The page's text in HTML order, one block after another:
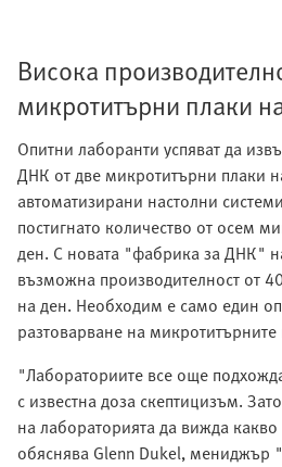
Висока
микротитърни плаки
Опитни лаборанти успяват да
ДНК от две микротитърни плаки
автоматизирани настолни
постигнато количество от осем
ден. С новата "фабрика за ДНК"
възможна производителност от
на ден. Необходим е само един
разтоварване на микротитърните
"Лабораториите все още
с известна доза скептицизъм.
на лабораторията да вижда какво
обяснява Glenn Dukel, мениджър